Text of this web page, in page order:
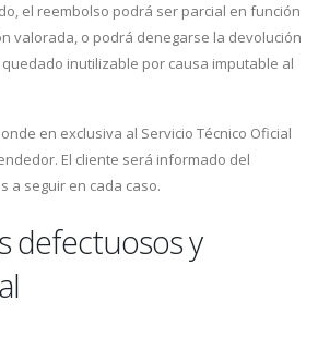
el reembolso podrá ser parcial en función
valorada, o podrá denegarse la devolución
inutilizable por causa imputable al
en exclusiva al Servicio Técnico Oficial
El cliente será informado del
a seguir en cada caso.
defectuosos y